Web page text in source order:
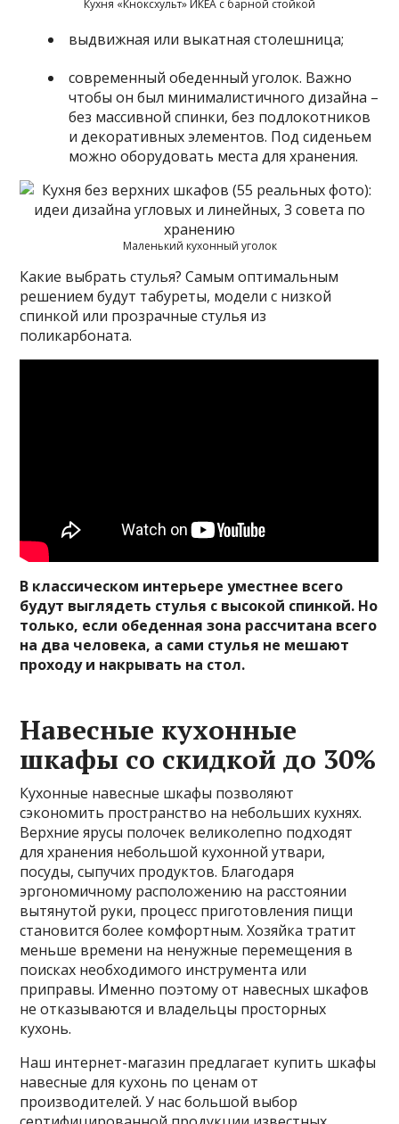
Кухня «Кноксхульт» ИКЕА с барной стойкой
выдвижная или выкатная столешница;
современный обеденный уголок. Важно
чтобы он был минималистичного дизайна –
без массивной спинки, без подлокотников
и декоративных элементов. Под сиденьем
можно оборудовать места для хранения.
Маленький кухонный уголок
Какие выбрать стулья? Самым оптимальным
решением будут табуреты, модели с низкой
спинкой или прозрачные стулья из
поликарбоната.
В классическом интерьере уместнее всего
будут выглядеть стулья с высокой спинкой. Но
только, если обеденная зона рассчитана всего
на два человека, а сами стулья не мешают
проходу и накрывать на стол.
Навесные кухонные
шкафы со скидкой до 30%
Кухонные навесные шкафы позволяют
сэкономить пространство на небольших кухнях.
Верхние ярусы полочек великолепно подходят
для хранения небольшой кухонной утвари,
посуды, сыпучих продуктов. Благодаря
эргономичному расположению на расстоянии
вытянутой руки, процесс приготовления пищи
становится более комфортным. Хозяйка тратит
меньше времени на ненужные перемещения в
поисках необходимого инструмента или
приправы. Именно поэтому от навесных шкафов
не отказываются и владельцы просторных
кухонь.
Наш интернет-магазин предлагает купить шкафы
навесные для кухонь по ценам от
производителей. У нас большой выбор